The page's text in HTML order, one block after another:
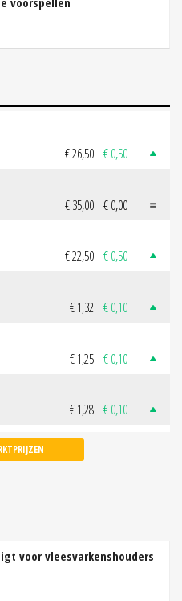
€ 26,50 € 0,50
€ 35,00 € 0,00
€ 22,50 € 0,50
€ 1,32 € 0,10
€ 1,25 € 0,10
€ 1,28 € 0,10
voor vleesvarkenshouders